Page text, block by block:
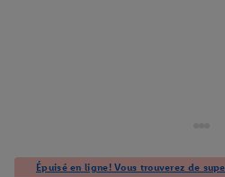
Épuisé en ligne! Vous trouverez de